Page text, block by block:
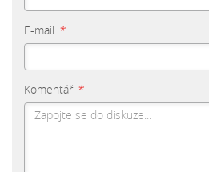
E-mail *
Komentář *